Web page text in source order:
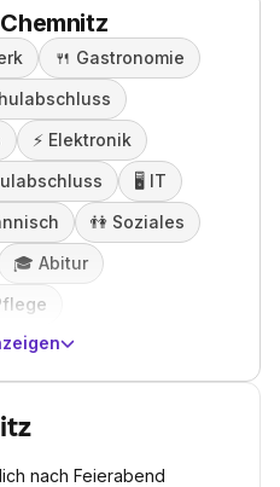
🍴 Gastronomie
⚡️ Elektronik
🖥️ IT
👫 Soziales
🎓️ Abitur
nach Feierabend